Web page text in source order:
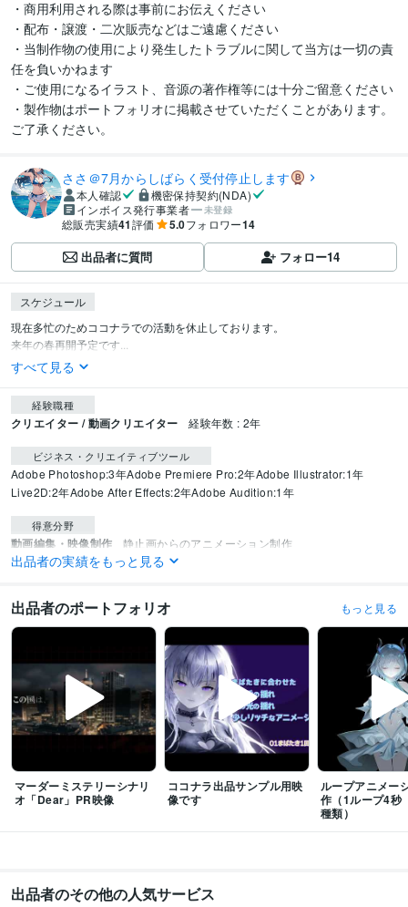
・商用利用される際は事前にお伝えください
・配布・譲渡・二次販売などはご遠慮ください
・当制作物の使用により発生したトラブルに関して当方は一切の責
任を負いかねます
・ご使用になるイラスト、音源の著作権等には十分ご留意ください
・製作物はポートフォリオに掲載させていただくことがあります。
ご了承ください。
ささ＠7月からしばらく受付停止します
本人確認
機密保持契約(NDA)
インボイス発行事業者
未登録
総販売実績41評価 5.0フォロワー14
出品者に質問 フォロー14
スケジュール
現在多忙のためココナラでの活動を休止しております。
来年の春再開予定です...
すべて見る
経験職種
クリエイター / 動画クリエイター 経験年数 : 2年
ビジネス・クリエイティブツール
Adobe Photoshop:3年Adobe Premiere Pro:2年Adobe Illustrator:1年
Live2D:2年Adobe After Effects:2年Adobe Audition:1年
得意分野
動画編集・映像制作 静止画からのアニメーション制作
映像制作 アニメーション MV制作
出品者の実績をもっと見る
出品者のポートフォリオ もっと見る
マーダーミステリーシナリ
オ「Dear」PR映像
ココナラ出品サンプル用映
像です
ループアニメー
作（1ループ4
種類）
出品者のその他の人気サービス